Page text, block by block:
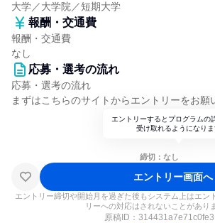
大学／大学院／短期大学
報酬・交通費
報酬・交通費
なし
応募・選考の流れ
応募・選考の流れ
まずはこちらのサイトからエントリーをお願
エントリーするとプログラムの
受け取れるようになり
締切：なし
エントリー画面へ
エントリー締切や開始月を過ぎた後もシステム上はエン
リーへの対応はされないことがあり
原稿ID： 314431a7e71c0fe3